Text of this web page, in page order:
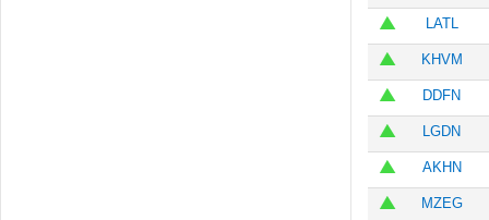
LATL
KHVM
DDFN
LGDN
AKHN
MZEG